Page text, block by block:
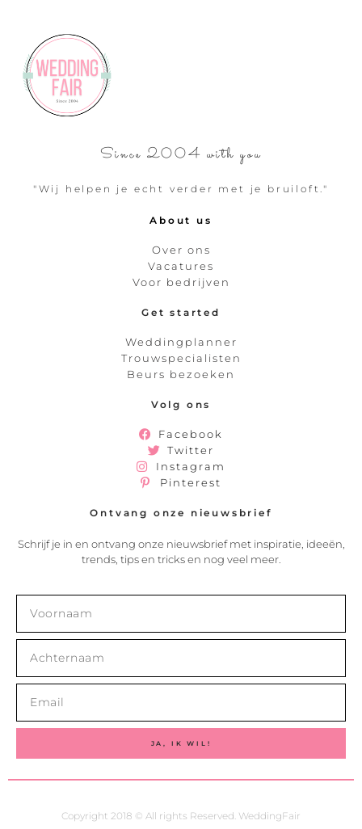
Since 2004 with you
"Wij helpen je echt verder met je bruiloft."
About us
Over ons
Vacatures
Voor bedrijven
Get started
Weddingplanner
Trouwspecialisten
Beurs bezoeken
Volg ons
Facebook
Twitter
Instagram
Pinterest
Ontvang onze nieuwsbrief
Schrijf je in en ontvang onze nieuwsbrief met inspiratie, ideeën,
trends, tips en tricks en nog veel meer.
JA, IK WIL!
Copyright 2018 © All rights Reserved. WeddingFair